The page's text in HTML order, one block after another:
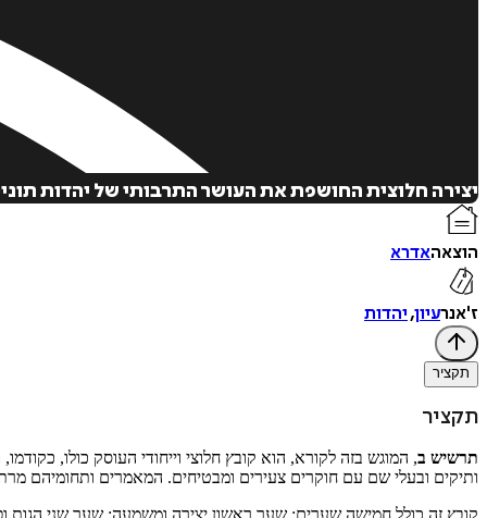
יצירה חלוצית החושפת את העושר התרבותי של יהדות
הוצאהאדרא
ז'אנרעיון,יהדות
תקציר
תקציר
תרשיש ב, המוגש בזה לקורא, הוא קובץ חלוצי וייחודי העוסק כולו,
ותיקים ובעלי שם עם חוקרים צעירים ומבטיחים. המאמרים ותחומיהם